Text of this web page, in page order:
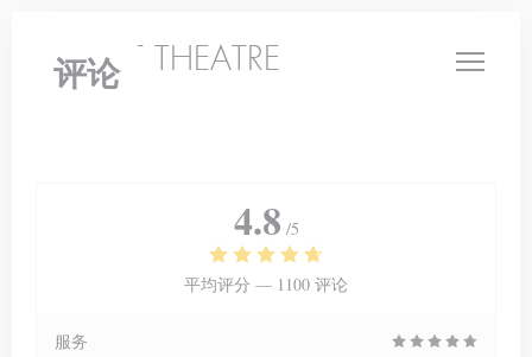
LE PETIT THEATRE
评论
4.8 /5
平均评分 — 1100 评论
服务